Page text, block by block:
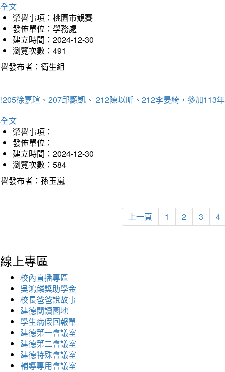
文
榮譽事項：桃園市競賽
發佈單位：學務處
建立時間：2024-12-30
瀏覽次數：491
發布者：衛生組
徐嘉瑄、207邱顯凱、 212陳以昕、212李晏綺，參加113
文
榮譽事項：
發佈單位：
建立時間：2024-12-30
瀏覽次數：584
發布者：孫玉嵐
上一頁 1 2 3 4
線上專區
校內直播專區
吳鴻麟獎助學金
校長爸爸說故事
建德閱讀園地
學生病假回報單
建德第一會議室
建德第二會議室
建德特殊會議室
輔導專用會議室